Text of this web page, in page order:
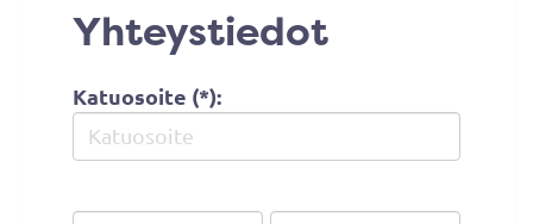
Yhteystiedot
Katuosoite (*):